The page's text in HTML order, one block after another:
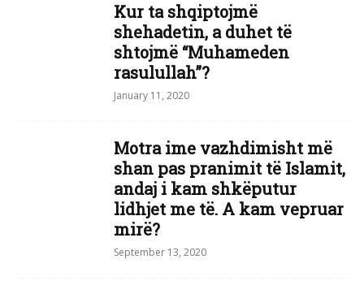
Kur ta shqiptojmë
shehadetin, a duhet të
shtojmë “Muhameden
rasulullah”?
January 11, 2020
Motra ime vazhdimisht më
shan pas pranimit të Islamit,
andaj i kam shkëputur
lidhjet me të. A kam vepruar
mirë?
September 13, 2020